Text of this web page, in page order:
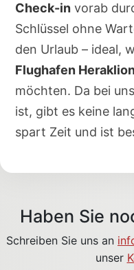
Check-in vorab
Schlüssel ohne
den Urlaub – ideal,
Flughafen
möchten. Da bei
ist, gibt es keine
spart Zeit und ist
Haben Sie
Schreiben Sie uns an
unser